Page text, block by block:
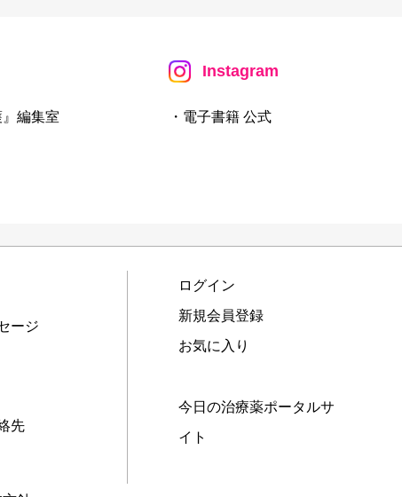
』編集室
Instagram
・電子書籍 公式
ージ
先
ログイン
新規会員登録
お気に入り
今日の治療薬ポータルサ
イト